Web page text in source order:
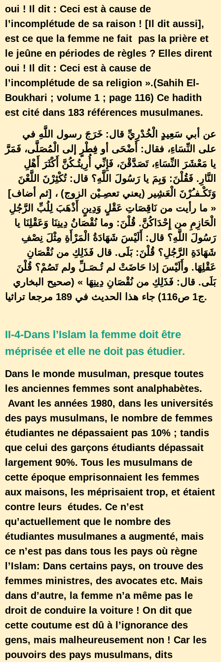
oui ! Il dit : Ceci est à cause de
l’incomplétude de sa raison ! [Il dit aussi],
est ce que la femme ne fait pas la prière et
le jeûne en périodes de règles ? Elles dirent
oui ! Il dit : Ceci est à cause de
l’incomplétude de sa religion ».(Sahih El-
Boukhari ; volume 1 ; page 116) Ce hadith
est cité dans 183 références musulmanes.
عن أبي سَعِيدٍ الْخُدْرِيِّ قال: خَرَجَ رسول اللَّهِ في
أَضْحَى أو فِطْرٍ إلى الْمُصَلَّى، فَمَرَّ
يا مَعْشَرَ النِّسَاءِ، تَصَدَّقْنَ، فَإِنِّي أُرِيتُـكُنَّ أَكْثَرَ أَهْلِ
النَّارِ. فَقُلْنَ: وَبِمَ يا رَسُولَ اللَّهِ؟ قال: تُكْثِرْنَ اللَّعْنَ
وَتَكْـفـُرْنَ الْعَشِير (يعني تعصِـيْن الزوج) ، [ثم أضاف]
« ما رأيت من نَاقِصَاتِ عَقْلٍ وَدِينٍ أَذْهَبَ لِلُبِّ الرَّجُلِ
الْحَازِمِ من إِحْدَاكُنَّ. قُلْنَ: وما نُقْصَانُ دِينِنَا وَعَقْلِنَا يا
رَسُولَ اللَّهِ؟ قال: أَلَيْسَ شَهَادَةُ الْمَرْأَةِ مِثْلَ نِصْفِ
شَهَادَةِ الرَّجُلِ؟ قُلْنَ: بَلَى. قال فَذَلِكِ من نُقْصَانِ
عَقْلِهَا. وأَلَيْسَ إذا حَاضَتْ لم تُـصَـلِّ ولم تَصُمْ؟ قُلْنَ
بَلَى. قال: فَذَلِكِ من نُقْصَانِ دِينِهَا » (صحيح البخاري
ج1 ص116) جاء هذا الحديث في 189 مرجعا تراثيا.
II-4-Dans l’Islam la femme doit être
méprisée et elle ne doit pas étudier.
Dans le monde musulman, presque toutes
les anciennes femmes sont analphabètes.
Avant les années 1980, dans les universités
des pays musulmans, le nombre de femmes
étudiantes ne dépassaient pas 10% ; tandis
que celui des garçons étudiants dépassait
largement 90%. Tous les musulmans de
cette époque emprisonnaient les femmes
aux maisons, les méprisaient trop, et étaient
contre leurs études. Ce n’est
qu’actuellement que le nombre des
étudiantes musulmanes a augmenté, mais
ce n’est pas dans tous les pays où règne
l’Islam: Dans certains pays, on trouve des
femmes ministres, des avocates etc. Mais
dans d’autre, la femme n’a même pas le
droit de conduire la voiture ! On dit que
cette coutume est dû à l’ignorance des
gens, mais malheureusement non ! Car les
pouvoirs des pays musulmans, dits